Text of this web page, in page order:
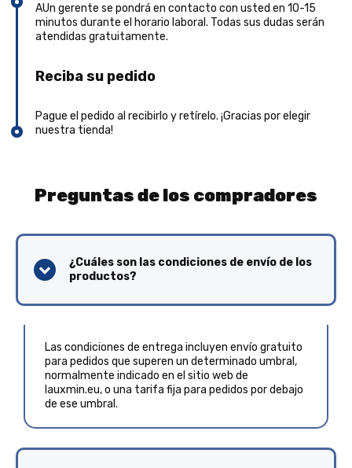
AUn gerente se pondrá en contacto con usted en 10-15
minutos durante el horario laboral. Todas sus dudas serán
atendidas gratuitamente.
Reciba su pedido
Pague el pedido al recibirlo y retírelo. ¡Gracias por elegir
nuestra tienda!
Preguntas de los compradores
¿Cuáles son las condiciones de envío de los
productos?
Las condiciones de entrega incluyen envío gratuito
para pedidos que superen un determinado umbral,
normalmente indicado en el sitio web de
lauxmin.eu, o una tarifa fija para pedidos por debajo
de ese umbral.